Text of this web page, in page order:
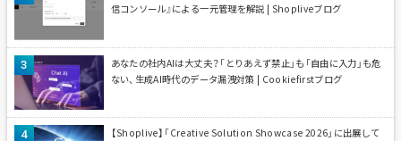
信コンソール』による一元管理を解説 | Shopliveブログ
あなたの社内AIは大丈夫？「とりあえず禁止」も「自由に入力」も危
ない、生成AI時代のデータ漏洩対策 | Cookiefirstブログ
【Shoplive】「Creative Solution Showcase 2026」に出展して